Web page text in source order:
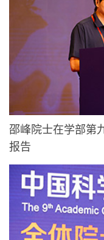
邵峰院士在学部第
报告